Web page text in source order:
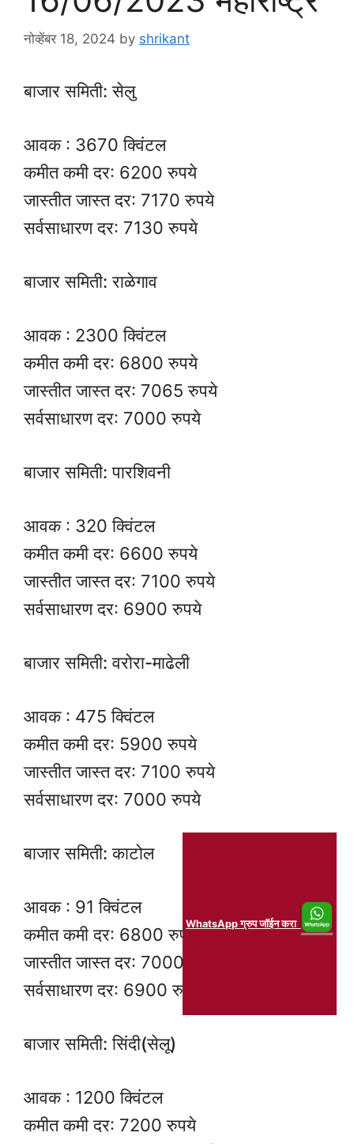
नोव्हेंबर 18, 2024 by shrikant
बाजार समिती: सेलु
आवक : 3670 क्विंटल
कमीत कमी दर: 6200 रुपये
जास्तीत जास्त दर: 7170 रुपये
सर्वसाधारण दर: 7130 रुपये
बाजार समिती: राळेगाव
आवक : 2300 क्विंटल
कमीत कमी दर: 6800 रुपये
जास्तीत जास्त दर: 7065 रुपये
सर्वसाधारण दर: 7000 रुपये
बाजार समिती: पारशिवनी
आवक : 320 क्विंटल
कमीत कमी दर: 6600 रुपये
जास्तीत जास्त दर: 7100 रुपये
सर्वसाधारण दर: 6900 रुपये
बाजार समिती: वरोरा-माढेली
आवक : 475 क्विंटल
कमीत कमी दर: 5900 रुपये
जास्तीत जास्त दर: 7100 रुपये
सर्वसाधारण दर: 7000 रुपये
बाजार समिती: काटोल
आवक : 91 क्विंटल
कमीत कमी दर: 6800 रुपये
जास्तीत जास्त दर: 7000 रुपये
सर्वसाधारण दर: 6900 रुपये
बाजार समिती: सिंदी(सेलू)
आवक : 1200 क्विंटल
कमीत कमी दर: 7200 रुपये
WhatsApp ग्रुप जॉईन करा